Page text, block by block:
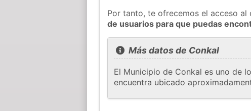
Por tanto, te ofrecemos el acceso
de usuarios para que puedas
Más datos de Conkal
El Municipio de Conkal es uno de
encuentra ubicado